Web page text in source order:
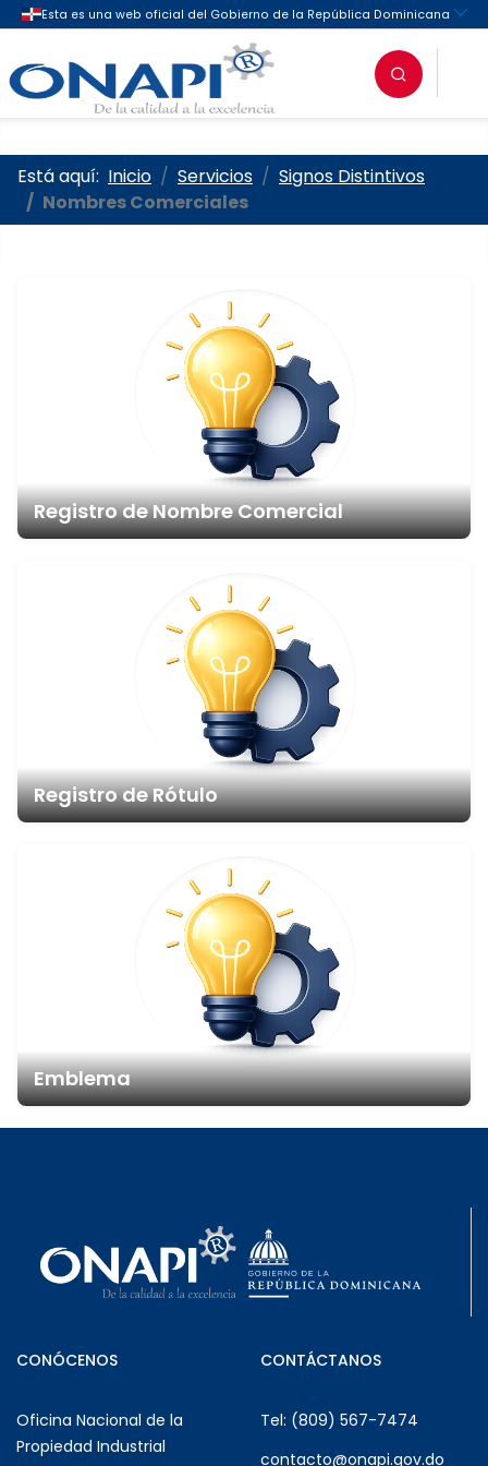
Oficina Nacional de la
Está aquí: Inicio Servicios
Signos Distintivos
Nombres Comerciales
Registro de Nombre Comercial
Registro de Rótulo
Emblema
CONÓCENOS
Oficina Nacional de la
Propiedad Industrial
CONTÁCTANOS
Tel: (809) 567-7474
contacto@onapi.gov.do